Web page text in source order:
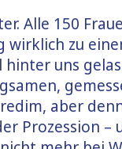
Alle 150
zu
hinter uns
aber
Prozession –